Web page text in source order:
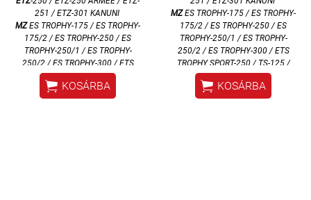
251 / ETZ-301 KANUNI
MZES TROPHY-175 / ES TROPHY-
175/2 / ES TROPHY-250 / ES
TROPHY-250/1 / ES TROPHY-
250/2 / ES TROPHY-300 / ETS
TROPHY SPORT-250 /TS-250 /
TS-250/1
MZTS-125 / TS-150első
 KOSÁRBA
MZES TROPHY-175 / ES TROPHY-
175/2 / ES TROPHY-250 / ES
TROPHY-250/1 / ES TROPHY-
250/2 / ES TROPHY-300 / ETS
TROPHY SPORT-250 / TS-125 /
TS-150 / TS-250 / TS-250/1
MZA
 KOSÁRBA